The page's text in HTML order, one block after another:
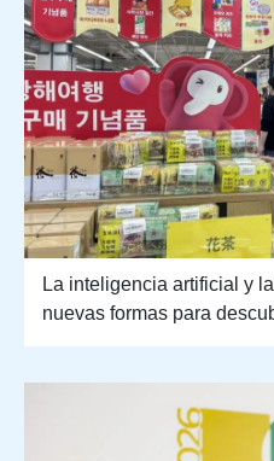
La inteligencia artificial y
nuevas formas para